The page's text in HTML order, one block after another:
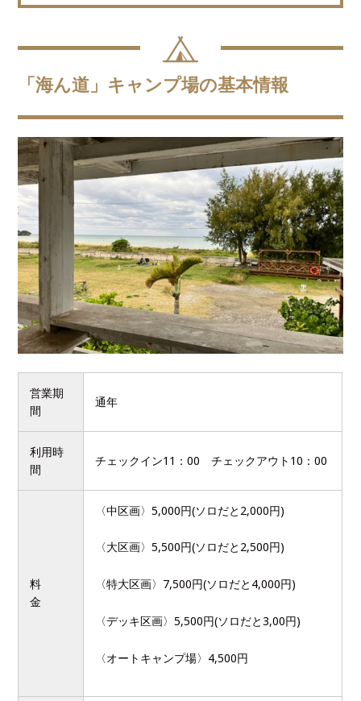
「海ん道」キャンプ場の基本情報
営業期
間
通年
利用時
間
チェックイン11：00 チェックアウト10：00
料
金
〈中区画〉5,000円(ソロだと2,000円)
〈大区画〉5,500円(ソロだと2,500円)
〈特大区画〉7,500円(ソロだと4,000円)
〈デッキ区画〉5,500円(ソロだと3,00円)
〈オートキャンプ場〉4,500円